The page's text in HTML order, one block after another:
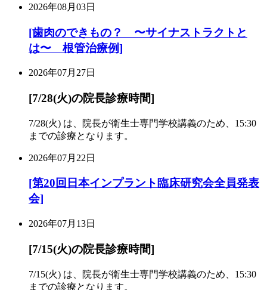
2026年08月03日
[歯肉のできもの？ 〜サイナストラクトと
は〜 根管治療例]
2026年07月27日
[7/28(火)の院長診療時間]
7/28(火) は、院長が衛生士専門学校講義のため、15:30
までの診療となります。
2026年07月22日
[第20回日本インプラント臨床研究会全員発表
会]
2026年07月13日
[7/15(火)の院長診療時間]
7/15(火) は、院長が衛生士専門学校講義のため、15:30
までの診療となります。